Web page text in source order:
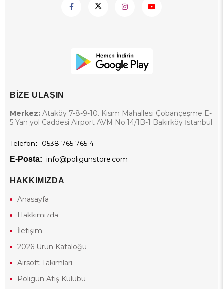
BİZE ULAŞIN
Merkez: Ataköy 7-8-9-10. Kısım Mahallesi Çobançeşme E-
5 Yan yol Caddesi Airport AVM No:14/1B-1 Bakırköy İstanbul
Telefon: 0538 765 765 4
E-Posta: info@poligunstore.com
HAKKIMIZDA
Anasayfa
Hakkımızda
İletişim
2026 Ürün Kataloğu
Airsoft Takımları
Poligun Atış Kulübü